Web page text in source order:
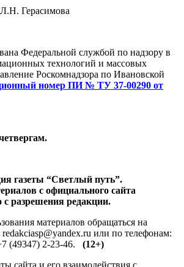
Л.Н. Герасимова
Федеральной службой по надзору в
технологий и массовых
Роскомнадзора по Ивановской
номер ПИ № ТУ 37-00290 от
газеты “Светлый путь”.
с официального сайта
с разрешения редакции.
материалов обращаться на
или по телефонам:
(49347) 2-23-46. (12+)